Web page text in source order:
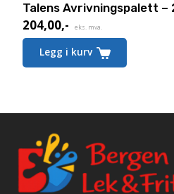
Talens Avrivningspalett –
204,00,- eks. mva.
Legg i kurv